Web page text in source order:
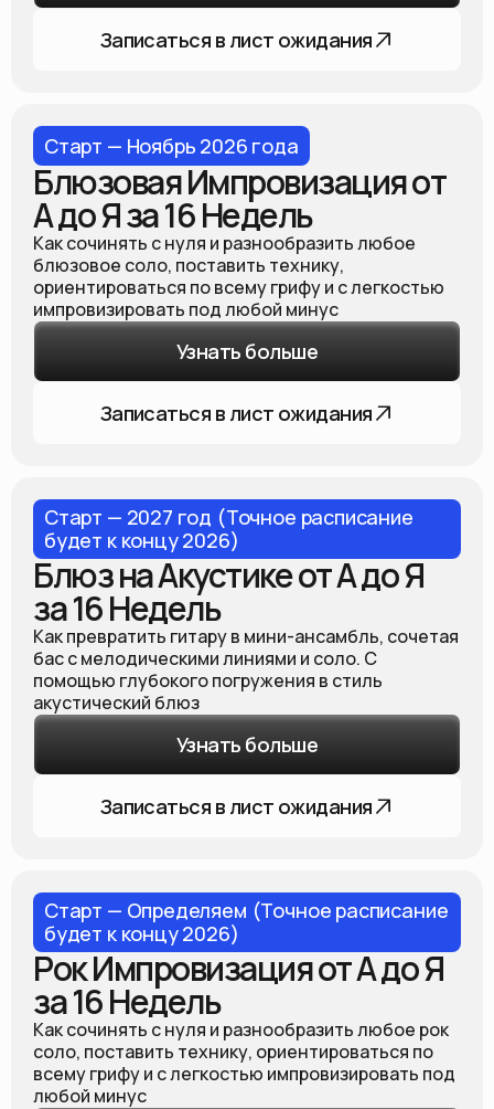
Записаться в лист ожидания
Старт — Ноябрь 2026 года
Блюзовая Импровизация от
А до Я за 16 Недель
Как сочинять с нуля и разнообразить любое
блюзовое соло, поставить технику,
ориентироваться по всему грифу и с легкостью
импровизировать под любой минус
Узнать больше
Записаться в лист ожидания
Старт — 2027 год (Точное расписание
будет к концу 2026)
Блюз на Акустике от А до Я
за 16 Недель
Как превратить гитару в мини-ансамбль, сочетая
бас с мелодическими линиями и соло. С
помощью глубокого погружения в стиль
акустический блюз
Узнать больше
Записаться в лист ожидания
Старт — Определяем (Точное расписание
будет к концу 2026)
Рок Импровизация от А до Я
за 16 Недель
Как сочинять с нуля и разнообразить любое рок
соло, поставить технику, ориентироваться по
всему грифу и с легкостью импровизировать под
любой минус